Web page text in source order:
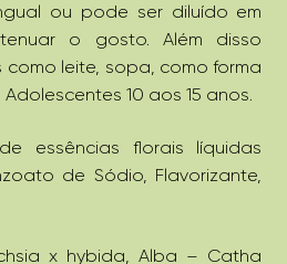
ou pode ser diluído em
o gosto. Além disso
leite, sopa, como forma
10 aos 15 anos.
essências florais líquidas
de Sódio, Flavorizante,
x hybida, Alba – Catha